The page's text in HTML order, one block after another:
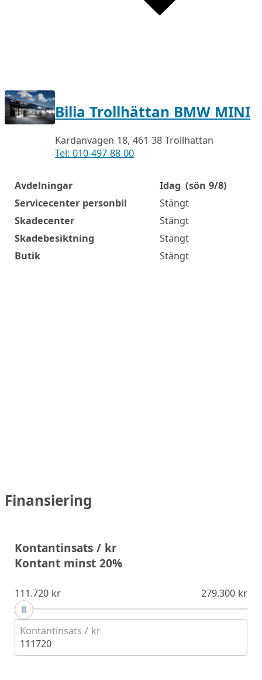
Bilia Trollhättan BMW MINI
Kardanvägen 18, 461 38 Trollhättan
Tel: 010-497 88 00
Öppettider
Avdelningar Idag (sön 9/8)
Servicecenter personbil
Stängt
Skadecenter
Stängt
Skadebesiktning
Stängt
Butik
Stängt
Finansiering
Kontantinsats / kr
Kontant minst 20%
111.720 kr 279.300 kr
Kontantinsats / kr
111720